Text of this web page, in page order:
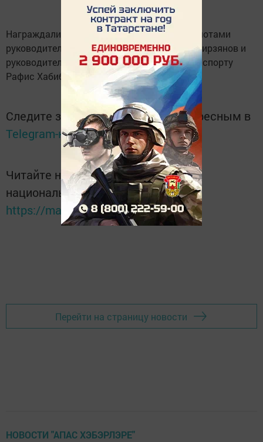
Награждали победителей подарками и грамотами
руководитель исполкома района Алмаз Сабирзянов и
руководитель отдела по делам молодежи и спорту
Рафис Хабибуллин.
Следите за самым важным и интересным в
Telegram-каналеТатмедиа
Читайте новости Татарстана в
национальном мессенджере MАХ:
https://max.ru/tatmedia
Перейти на страницу новости
НОВОСТИ "АПАС ХЭБЭРЛЭРЕ"